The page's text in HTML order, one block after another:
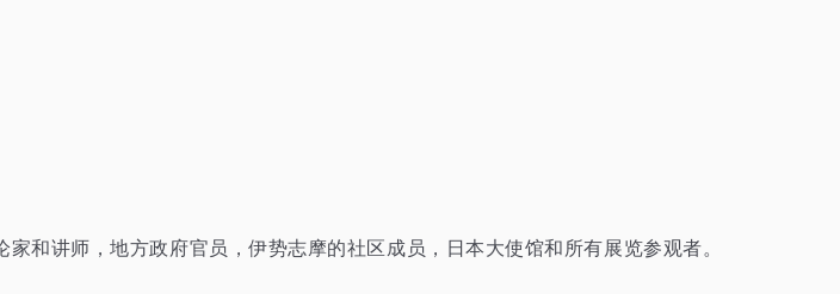
和讲师，地方政府官员，伊势志摩的社区成员，日本大使馆和所有展览参观者。